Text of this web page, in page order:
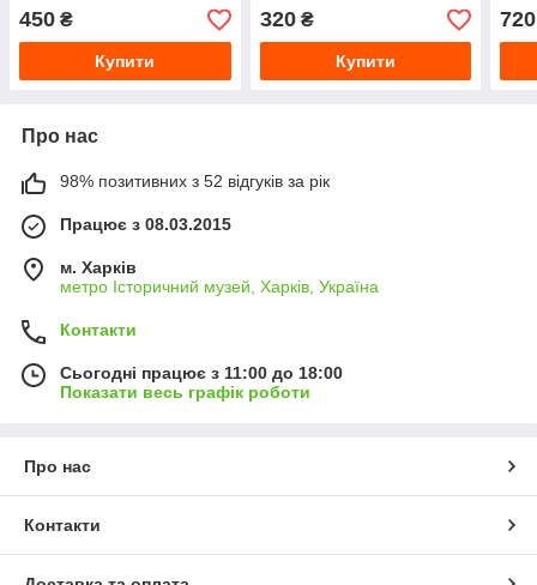
450 ₴
Купити
320₴
Купити
720
Про нас
98% позитивних з 52 відгуків за рік
Працює з 08.03.2015
м. Харків
метро Історичний музей, Харків, Україна
Контакти
Сьогодні працює з 11:00 до 18:00
Показати весь графік роботи
Про нас
Контакти